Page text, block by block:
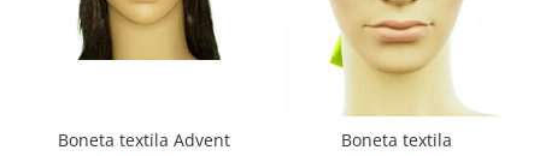
Boneta textila Advent
Boneta textila